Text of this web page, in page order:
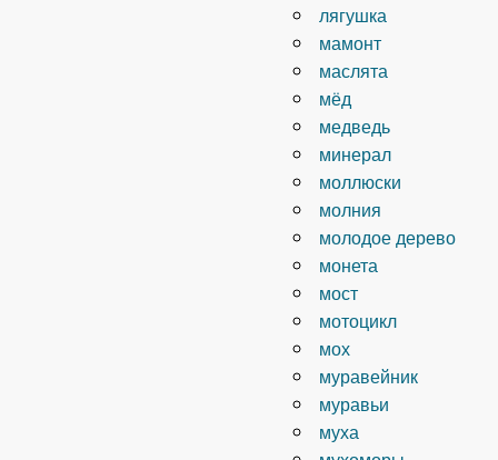
лягушка
мамонт
маслята
мёд
медведь
минерал
моллюски
молния
молодое дерево
монета
мост
мотоцикл
мох
муравейник
муравьи
муха